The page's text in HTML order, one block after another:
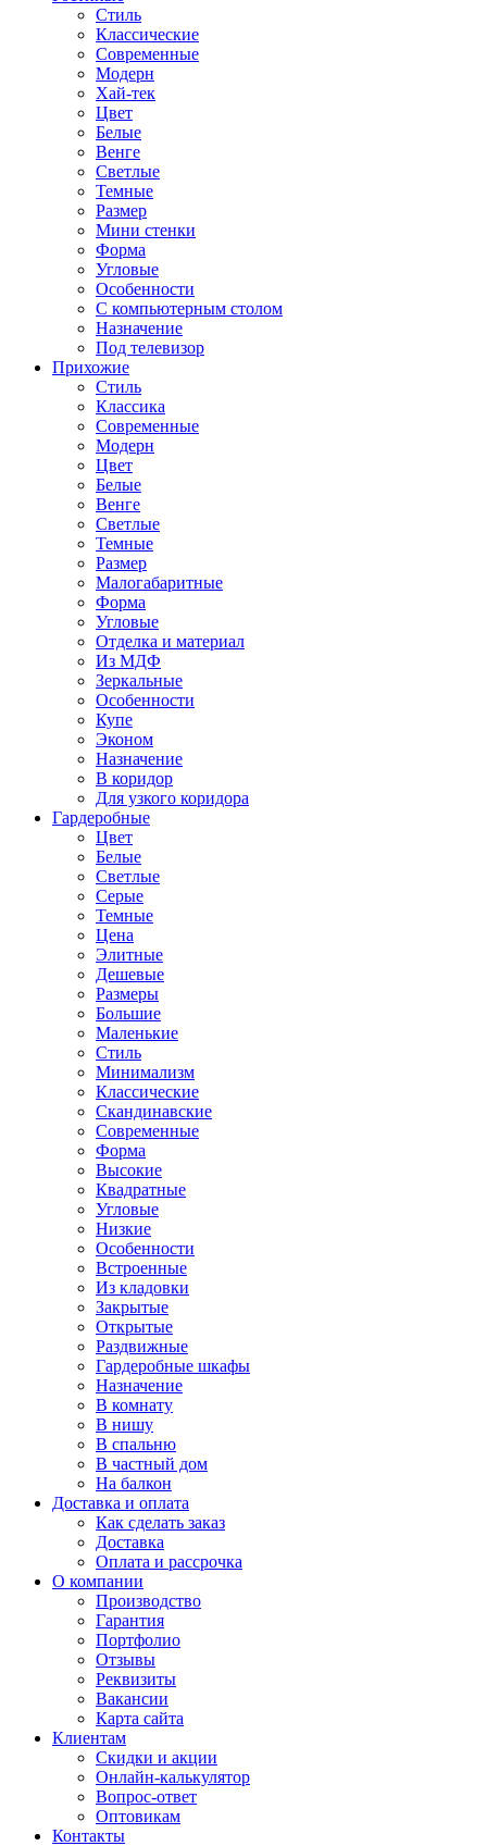
Стиль
Классические
Современные
Модерн
Хай-тек
Цвет
Белые
Венге
Светлые
Темные
Размер
Мини стенки
Форма
Угловые
Особенности
С компьютерным столом
Назначение
Под телевизор
Прихожие
Стиль
Классика
Современные
Модерн
Цвет
Белые
Венге
Светлые
Темные
Размер
Малогабаритные
Форма
Угловые
Отделка и материал
Из МДФ
Зеркальные
Особенности
Купе
Эконом
Назначение
В коридор
Для узкого коридора
Гардеробные
Цвет
Белые
Светлые
Серые
Темные
Цена
Элитные
Дешевые
Размеры
Большие
Маленькие
Стиль
Минимализм
Классические
Скандинавские
Современные
Форма
Высокие
Квадратные
Угловые
Низкие
Особенности
Встроенные
Из кладовки
Закрытые
Открытые
Раздвижные
Гардеробные шкафы
Назначение
В комнату
В нишу
В спальню
В частный дом
На балкон
Доставка и оплата
Как сделать заказ
Доставка
Оплата и рассрочка
О компании
Производство
Гарантия
Портфолио
Отзывы
Реквизиты
Вакансии
Карта сайта
Клиентам
Скидки и акции
Онлайн-калькулятор
Вопрос-ответ
Оптовикам
Контакты